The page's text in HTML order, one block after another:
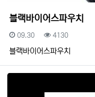
블랙바이어스파우치
등록일
09.30 조회
4130
블랙바이어스파우치